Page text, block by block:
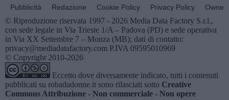
Pubblicità Redazione Cookie Policy Privacy Policy
© Riproduzione riservata 1997 - 2026 Media Data Factory S.r.l.,
con sede legale in Via Trieste 1/A – Padova (PD) e sede operativa
in Via XX Settembre 7 – Monza (MB); dati di contatto:
privacy@mediadatafactory.com P.IVA 09595010969
© Copyright 2010-2026
Eccetto dove diversamente indicato, tutti i contenuti
pubblicati su robadadonne.it sono rilasciati sotto Creative
Commons Attribuzione - Non commerciale - Non opere